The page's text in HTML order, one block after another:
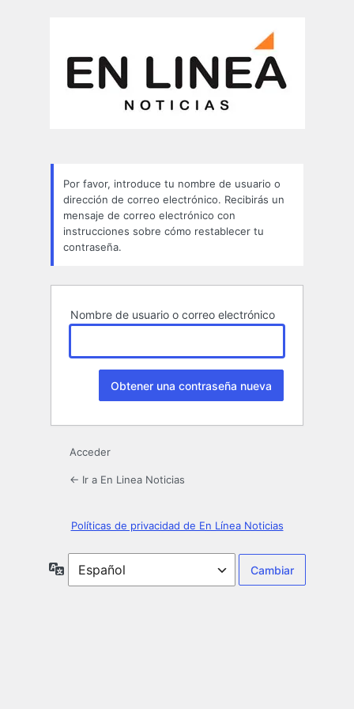
Por favor, introduce tu nombre de usuario o
dirección de correo electrónico. Recibirás un
mensaje de correo electrónico con
instrucciones sobre cómo restablecer tu
contraseña.
Nombre de usuario o correo electrónico
Acceder
← Ir a En Linea Noticias
Políticas de privacidad de En Línea Noticias
Idioma